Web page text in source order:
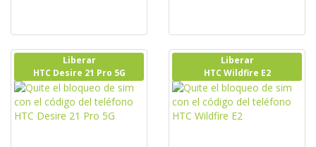
Liberar
HTC Desire 21 Pro 5G
Liberar
HTC Wildfire E2